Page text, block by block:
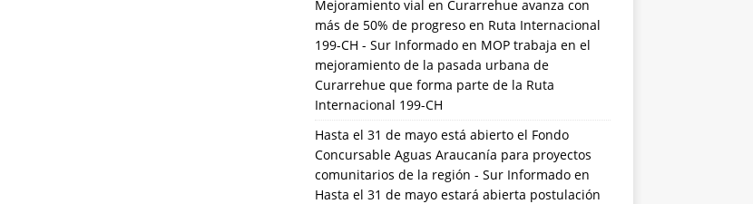
Mejoramiento vial en Curarrehue avanza con
más de 50% de progreso en Ruta Internacional
199-CH - Sur Informadoen MOP trabaja en el
mejoramiento de la pasada urbana de
Curarrehue que forma parte de la Ruta
Internacional 199-CH
Hasta el 31 de mayo está abierto el Fondo
Concursable Aguas Araucanía para proyectos
comunitarios de la región - Sur Informadoen
Hasta el 31 de mayo estará abierta postulación